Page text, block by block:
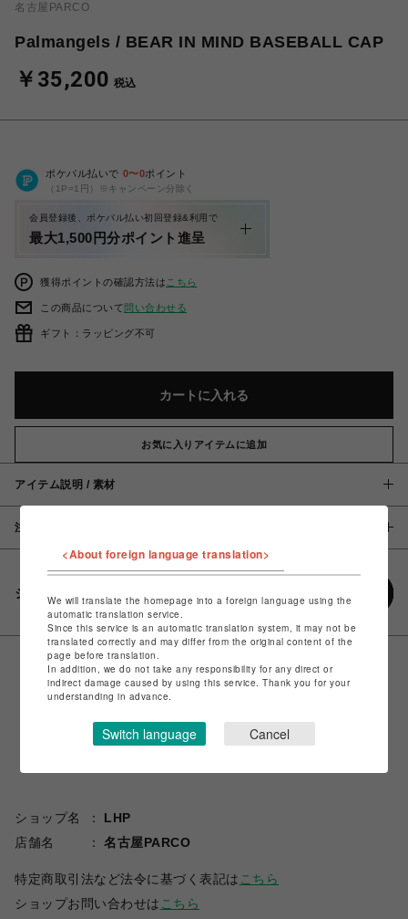
名古屋PARCO
Palmangels / BEAR IN MIND BASEBALL CAP
￥35,200 税込
ポケパル払いで 0〜0ポイント
（1P=1円）※キャンペーン分除く
会員登録後、ポケパル払い初回登録&利用で
最大1,500円分ポイント進呈
獲得ポイントの確認方法は こちら
この商品について問い合わせる
ギフト：ラッピング不可
カートに入れる
お気に入りアイテムに追加
アイテム説明 / 素材
注意事項
シェアする
ショップ名
LHP
店舗名
名古屋PARCO
特定商取引法など法令に基づく表記は こちら
ショップお問い合わせは こちら
<About foreign language translation>
We will translate the homepage into a foreign language using the
automatic translation service.
Since this service is an automatic translation system, it may not be
translated correctly and may differ from the original content of the
page before translation.
In addition, we do not take any responsibility for any direct or
indirect damage caused by using this service. Thank you for your
understanding in advance.
Switch language Cancel